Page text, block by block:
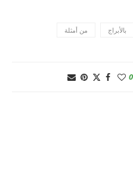
بالأبراج من أمثلة
0